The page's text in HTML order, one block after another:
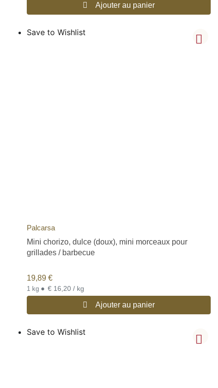
Ajouter au panier
Save to Wishlist
Palcarsa
Mini chorizo, dulce (doux), mini morceaux pour
grillades / barbecue
19,89 €
1 kg • € 16,20 / kg
Ajouter au panier
Save to Wishlist